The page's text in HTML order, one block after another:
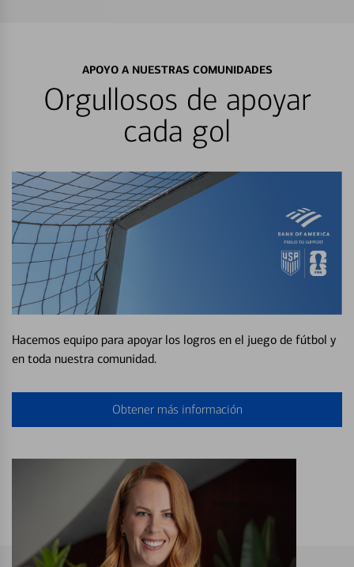
APOYO A NUESTRAS COMUNIDADES
Orgullosos de apoyar
cada gol
Hacemos equipo para apoyar los logros en el juego de fútbol y
en toda nuestra comunidad.
Obtener más información